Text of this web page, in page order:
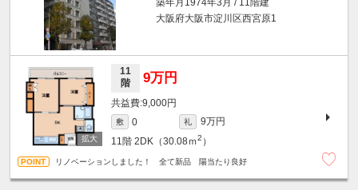
築年月1974年3月 / 11階建
大阪府大阪市淀川区西宮原1
11
階
9万円
9,000円
敷 0 礼
9万円
11階 2DK（30.08ｍ2 ）
リノベーションしました！ 全て新品 陽当たり良好